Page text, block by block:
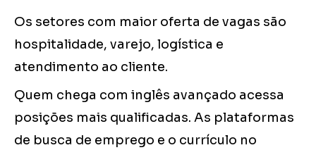
Os setores com maior oferta de vagas são
hospitalidade, varejo, logística e
atendimento ao cliente.
Quem chega com inglês avançado acessa
posições mais qualificadas. As plataformas
de busca de emprego e o currículo no